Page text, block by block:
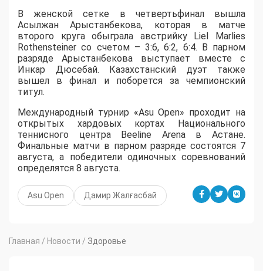
В женской сетке в четвертьфинал вышла
Асылжан Арыстанбекова, которая в матче
второго круга обыграла австрийку Liel Marlies
Rothensteiner со счетом – 3:6, 6:2, 6:4. В парном
разряде Арыстанбекова выступает вместе с
Инкар Дюсебай. Казахстанский дуэт также
вышел в финал и поборется за чемпионский
титул.
Международный турнир «Asu Open» проходит на
открытых хардовых кортах Национального
теннисного центра Beeline Arena в Астане.
Финальные матчи в парном разряде состоятся 7
августа, а победители одиночных соревнований
определятся 8 августа.
Asu Open Дамир Жалғасбай
Главная / Новости / Здоровье